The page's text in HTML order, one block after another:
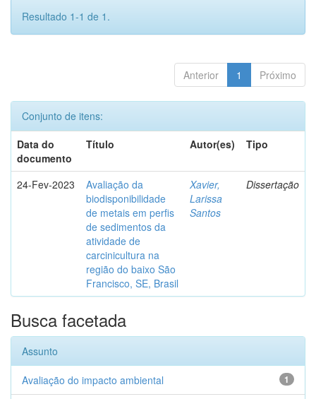
Resultado 1-1 de 1.
Anterior 1 Próximo
Conjunto de itens:
Data do
documento
Título Autor(es) Tipo
24-Fev-2023
Avaliação da
biodisponibilidade
de metais em perfis
de sedimentos da
atividade de
carcinicultura na
região do baixo São
Francisco, SE, Brasil
Xavier,
Larissa
Santos
Dissertação
Busca facetada
Assunto
1
Avaliação do impacto ambiental